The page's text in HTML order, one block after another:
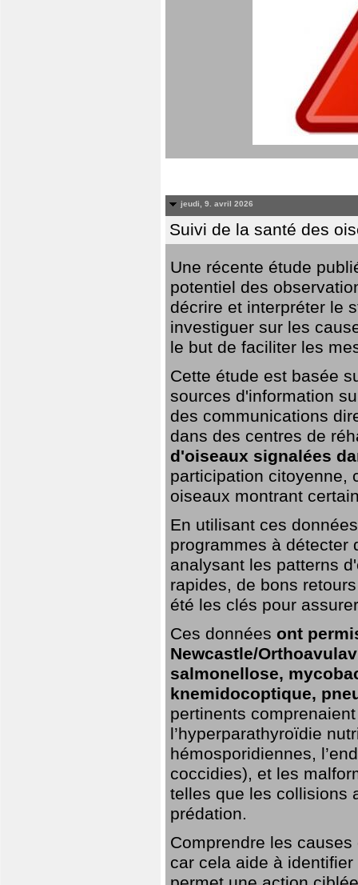
jeudi, 9. avril 2026
Suivi de la santé des
Une récente étude
potentiel des
décrire et interpréter le
investiguer sur les
le but de faciliter les
Cette étude est basée
sources d'information
des communications
dans des centres de
d'oiseaux signalées
participation citoyenne,
oiseaux montrant
En utilisant ces
programmes à détecter
analysant les patterns
rapides, de bons
été les clés pour
Ces données ont
Newcastle/
salmonellose,
knemidocoptique,
pertinents
l’hyperparathyroïdie
hémosporidiennes,
coccidies), et les
telles que les collisions
prédation.
Comprendre les
car cela aide à